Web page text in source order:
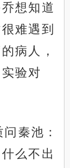
想知道
难遇到
病人，
验对
秦池：
么不出